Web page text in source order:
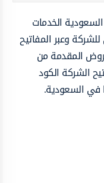
الخدمات
وعبر المفاتيح
المقدمة من
الشركة الكود
في السعودية.